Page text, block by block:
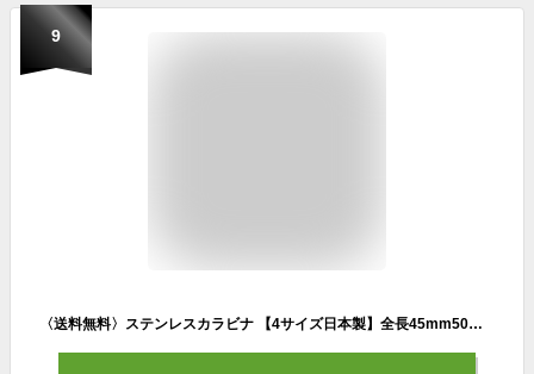
9
〈送料無料〉ステンレスカラビナ 【4サイズ日本製】全長45mm50mm60mm80mm ナット タイプ 錆びない 開閉 ナット 頑丈 あす楽 ネコポス速達便 丈夫 日本製 国産品 安心 安心感 高品質 線径 6mm